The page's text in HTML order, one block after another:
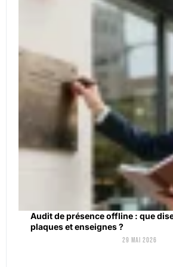
Audit de présence offline : que
plaques et enseignes ?
29 mai 2026